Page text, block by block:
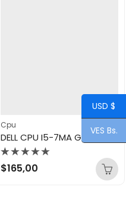
Cpu
DELL CPU I5-7MA GEN 8GB SIN DISCO
Valorado
con
$165,00
USD $
VES Bs.